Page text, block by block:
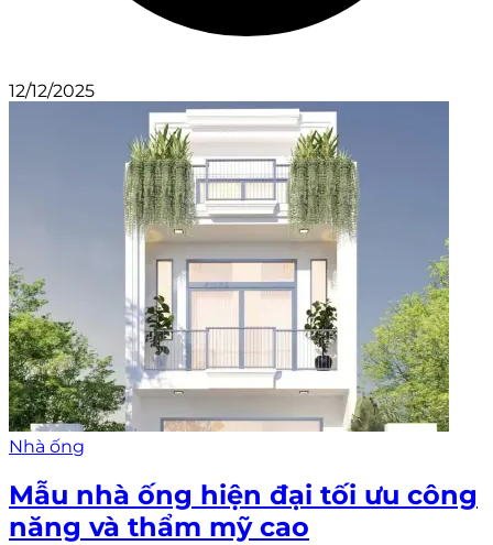
12/12/2025
Nhà ống
Mẫu nhà ống hiện đại tối ưu công
năng và thẩm mỹ cao